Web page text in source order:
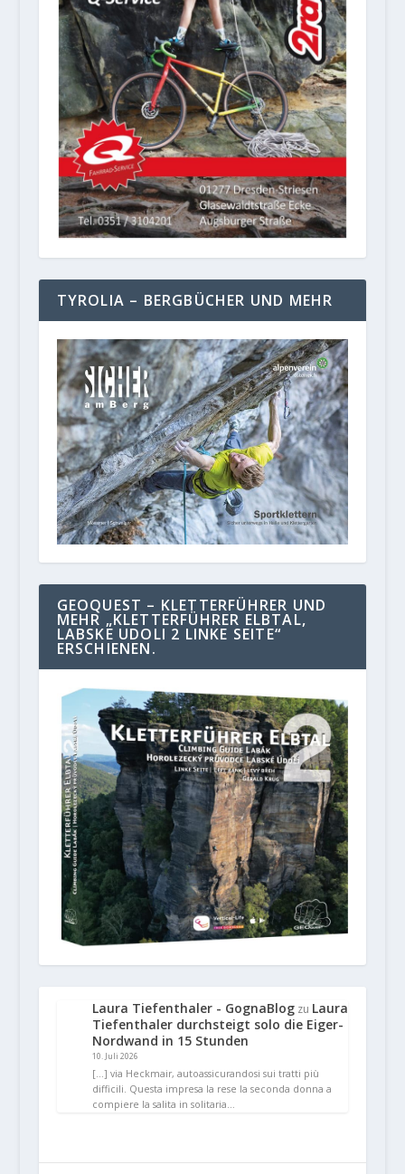
TYROLIA – BERGBÜCHER UND MEHR
GEOQUEST – KLETTERFÜHRER UND
MEHR „KLETTERFÜHRER ELBTAL,
LABSKE UDOLI 2 LINKE SEITE“
ERSCHIENEN.
Laura Tiefenthaler - GognaBlogzu Laura
Tiefenthaler durchsteigt solo die Eiger-
Nordwand in 15 Stunden
10. Juli 2026
[…] via Heckmair, autoassicurandosi sui tratti più
difficili. Questa impresa la rese la seconda donna a
compiere la salita in solitaria…